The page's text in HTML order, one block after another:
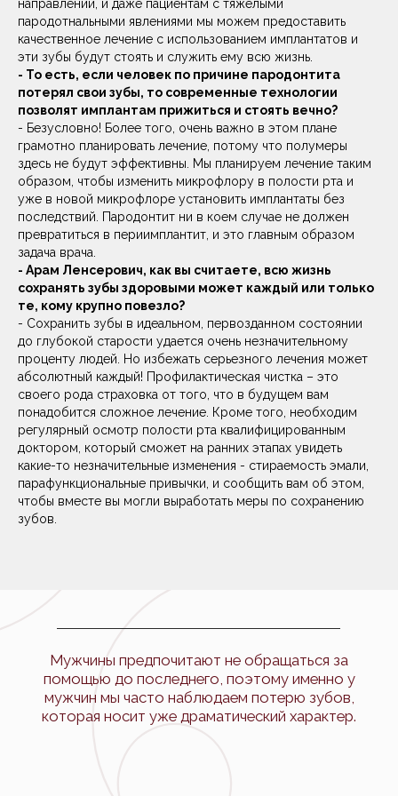
направлении, и даже пациентам с тяжелыми
пародотнальными явлениями мы можем предоставить
качественное лечение с использованием имплантатов и
эти зубы будут стоять и служить ему всю жизнь.
- То есть, если человек по причине пародонтита
потерял свои зубы, то современные технологии
позволят имплантам прижиться и стоять вечно?
- Безусловно! Более того, очень важно в этом плане
грамотно планировать лечение, потому что полумеры
здесь не будут эффективны. Мы планируем лечение таким
образом, чтобы изменить микрофлору в полости рта и
уже в новой микрофлоре установить имплантаты без
последствий. Пародонтит ни в коем случае не должен
превратиться в периимплантит, и это главным образом
задача врача.
- Арам Ленсерович, как вы считаете, всю жизнь
сохранять зубы здоровыми может каждый или только
те, кому крупно повезло?
- Сохранить зубы в идеальном, первозданном состоянии
до глубокой старости удается очень незначительному
проценту людей. Но избежать серьезного лечения может
абсолютный каждый! Профилактическая чистка – это
своего рода страховка от того, что в будущем вам
понадобится сложное лечение. Кроме того, необходим
регулярный осмотр полости рта квалифицированным
доктором, который сможет на ранних этапах увидеть
какие-то незначительные изменения - стираемость эмали,
парафункциональные привычки, и сообщить вам об этом,
чтобы вместе вы могли выработать меры по сохранению
зубов.
ПОДРОБНЕЕ
ОЗНАКОМИТЬСЯ
СО СТОИМОСТЬЮ УСЛУГ
ПОДРОБНЕЕ
ОСТАВЬТЕ ЗАЯВКУ
И МЫ СВЯЖЕМСЯ С ВАМИ
Или свяжитесь с нами по телефону или email:
+37412988335
info@avroraclinic.am